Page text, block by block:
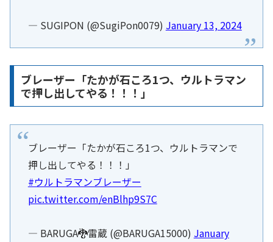
— SUGIPON (@SugiPon0079) January 13, 2024
ブレーザー「たかが石ころ1つ、ウルトラマン
で押し出してやる！！！」
ブレーザー「たかが石ころ1つ、ウルトラマンで
押し出してやる！！！」
#ウルトラマンブレーザー
pic.twitter.com/enBlhp9S7C
— BARUGA🐉雷蔵 (@BARUGA15000) January